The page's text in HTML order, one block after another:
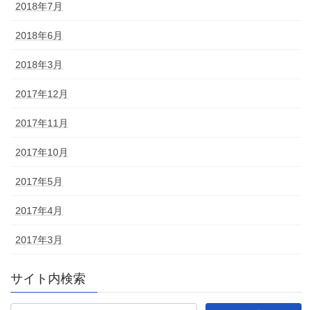
2018年7月
2018年6月
2018年3月
2017年12月
2017年11月
2017年10月
2017年5月
2017年4月
2017年3月
サイト内検索